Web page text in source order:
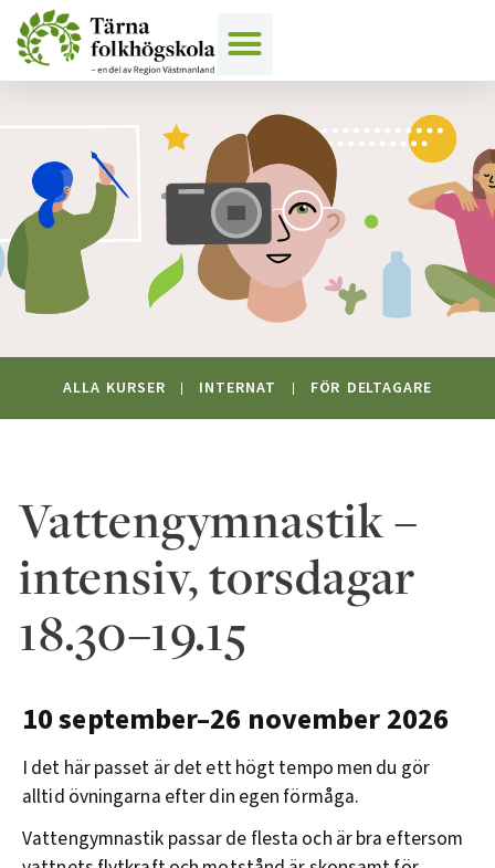
Hoppa
till
innehåll
ALLA KURSER INTERNAT FÖR DELTAGARE
Vattengymnastik –
intensiv, torsdagar
18.30–19.15
10 september–26 november 2026
I det här passet är det ett högt tempo men du gör
alltid övningarna efter din egen förmåga.
Vattengymnastik passar de flesta och är bra eftersom